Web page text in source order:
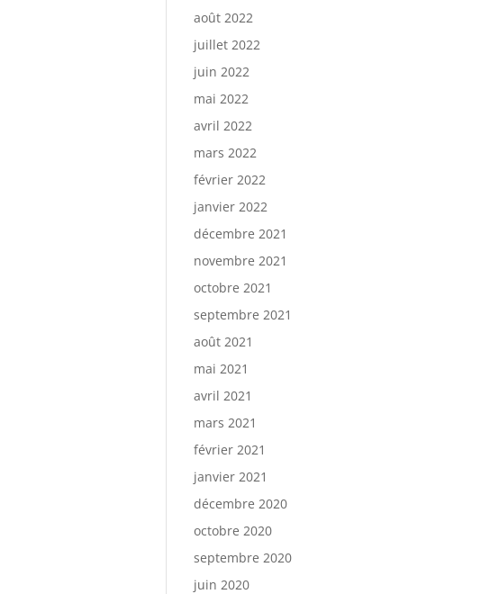
août 2022
juillet 2022
juin 2022
mai 2022
avril 2022
mars 2022
février 2022
janvier 2022
décembre 2021
novembre 2021
octobre 2021
septembre 2021
août 2021
mai 2021
avril 2021
mars 2021
février 2021
janvier 2021
décembre 2020
octobre 2020
septembre 2020
juin 2020